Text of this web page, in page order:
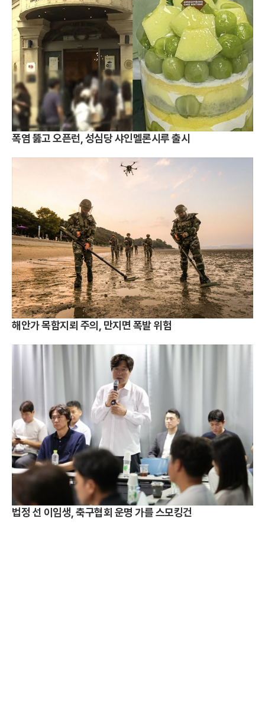
폭염 뚫고 오픈런, 성심당 샤인멜론시루 출시
해안가 목함지뢰 주의, 만지면 폭발 위험
법정 선 이임생, 축구협회 운명 가를 스모킹건